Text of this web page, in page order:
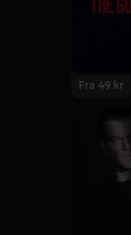
Fra 49 kr